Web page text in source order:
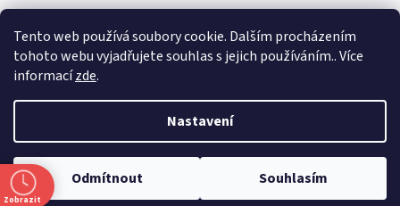
Tento web používá soubory cookie. Dalším procházením
tohoto webu vyjadřujete souhlas s jejich používáním.. Více
informacízde.
Nastavení
Odmítnout Souhlasím
Vytvořil Shoptet
Copyright 2026Zlatnictví Masaříkovi. Všechna práva vyhrazena.
Upravit nastavení cookies
Zobrazit